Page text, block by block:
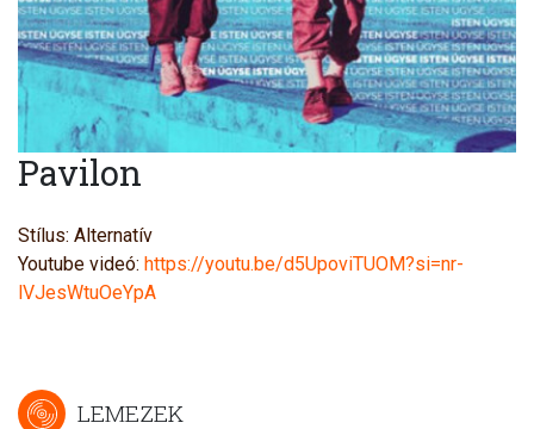
Pavilon
Stílus: Alternatív
Youtube videó: https://youtu.be/d5UpoviTUOM?si=nr-
lVJesWtuOeYpA
LEMEZEK